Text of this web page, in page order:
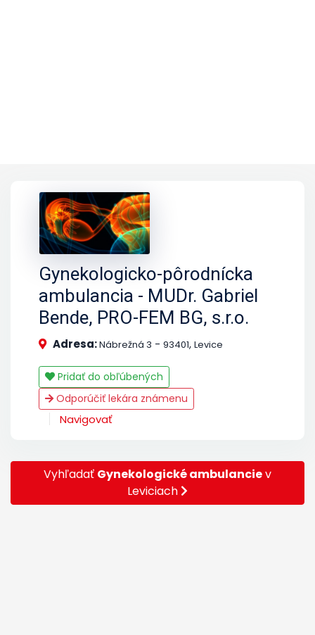
Gynekologicko-pôrodnícka
ambulancia - MUDr. Gabriel
Bende, PRO-FEM BG, s.r.o.
Adresa:Nábrežná 3 - 93401, Levice
Pridať do obľúbených
Odporúčiť lekára známenu
Navigovať
Vyhľadať Gynekologické ambulanciev
Leviciach